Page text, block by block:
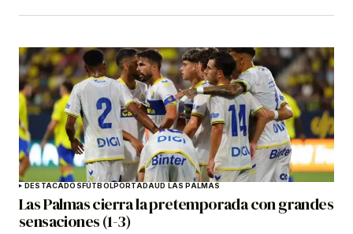
DESTACADOSFÚTBOLPORTADAUD LAS PALMAS
Las Palmas cierra la pretemporada con grandes
sensaciones (1-3)